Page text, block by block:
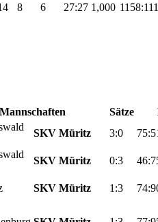
8 6 27:27 1,000
Mannschaften Sätze
SKV Müritz 3:0
SKV Müritz 0:3
SKV Müritz 1:3